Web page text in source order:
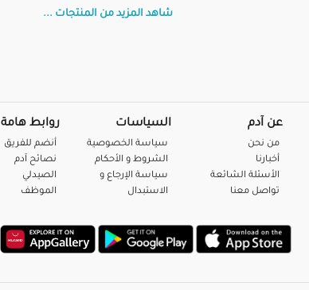
شاهد المزيد من المنتجات ...
عن آدم
من نحن
أخبارنا
الأسئلة الشائعة
تواصل معنا
السياسات
سياسة الخصوصية
الشروط و الأحكام
سياسة الإرجاع و
الاستبدال
روابط هامة
أنضم للفريق
نصائح آدم
الصيدلي
الموظف